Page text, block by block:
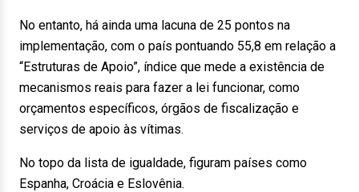
No entanto, há ainda uma lacuna de 25 pontos na
implementação, com o país pontuando 55,8 em relação a
“Estruturas de Apoio”, índice que mede a existência de
mecanismos reais para fazer a lei funcionar, como
orçamentos específicos, órgãos de fiscalização e
serviços de apoio às vítimas.
No topo da lista de igualdade, figuram países como
Espanha, Croácia e Eslovênia.